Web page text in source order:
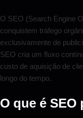
O SEO (Search Engine
conquistem tráfego
exclusivamente de
SEO cria um fluxo
custo de aquisição de
longo do tempo.
O que é SEO